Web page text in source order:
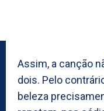
Assim, a canção
dois. Pelo
beleza